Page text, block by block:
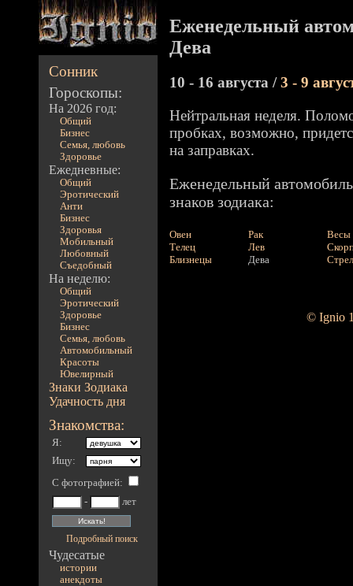
Сонник
Гороскопы:
На 2026 год:
Общий
Бизнес
Семья, любовь
Здоровье
Ежедневные:
Общий
Эротический
Анти
Бизнес
Здоровья
Мобильный
Любовный
Съедобный
На неделю:
Общий
Эротический
Здоровье
Бизнес
Семья, любовь
Автомобильный
Красоты
Ювелирный
Знаки Зодиака
Удачность дня
Знакомства:
Я:
Ищу:
С фотографией:
-
лет
Подробный поиск
Чудесатые
истории
анекдоты
Еженедельный
Дева
10 - 16 августа /3 - 9
Нейтральная неделя.
пробках, возможно,
на заправках.
Еженедельный
знаков зодиака:
Овен
Телец
Близнецы
Рак
Лев
Дева
Весы
© Ignio